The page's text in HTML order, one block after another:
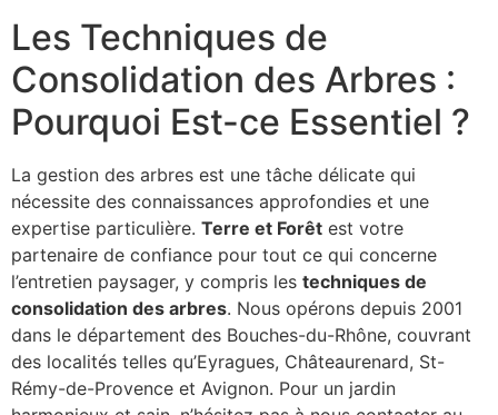
Les Techniques de
Consolidation des Arbres :
Pourquoi Est-ce Essentiel ?
La gestion des arbres est une tâche délicate qui
nécessite des connaissances approfondies et une
expertise particulière. Terre et Forêt est votre
partenaire de confiance pour tout ce qui concerne
l’entretien paysager, y compris les techniques de
consolidation des arbres. Nous opérons depuis 2001
dans le département des Bouches-du-Rhône, couvrant
des localités telles qu’Eyragues, Châteaurenard, St-
Rémy-de-Provence et Avignon. Pour un jardin